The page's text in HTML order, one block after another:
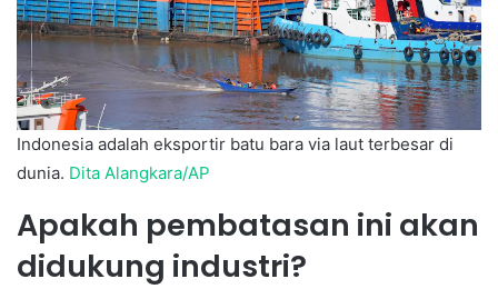
Indonesia adalah eksportir batu bara via laut terbesar di
dunia. Dita Alangkara/AP
Apakah pembatasan ini akan
didukung industri?